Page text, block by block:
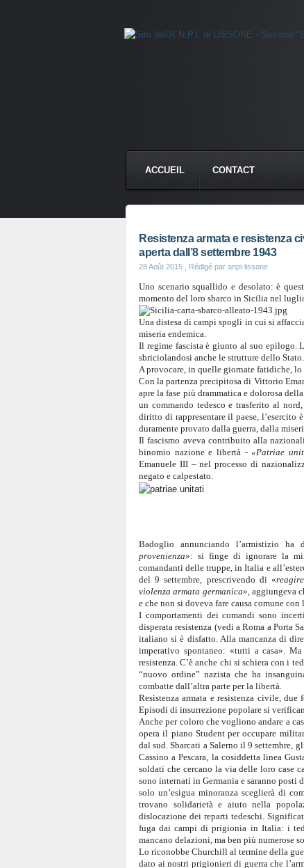
ACCUEIL CONTACT
Resistenza armata e resistenza
aperta dall’8 settembre 1943
28 Août 2015 , Rédigé par anpi-lissone
Uno scenario squallido e desolato: è
momento del loro sbarco in Sicilia nel
Una distesa di campi spogli in cui si
miseria endemica.
Il regime fascista è giunto al suo epilogo.
sbriciolandosi anche le strutture dello Stato.
A provocare, in quelle giornate fatidiche,
Con la partenza precipitosa di Vittorio
apre la fase più drammatica e dolorosa
un commando tedesco e trasferito al
diritto di rappresentare il paese, l’esercito
duramente provato dalla guerra, dalla
Il fascismo aveva contribuito alla
binomio nazione e libertà -«Patriae
Emanuele III – nel processo di
negato e calpestato.
Badoglio annunciando l’armistizio
provenienza»: si finge di ignorare la
comandanti delle truppe, in Italia e
del 9 settembre, prescrivendo di «
violenza armata germanica», aggiungeva
e che non si doveva fare causa comune con
I comportamenti dei comandi sono
disperata resistenza (vedi a Roma a Porta
italiano si è disfatto. Alla mancanza di
imperativo spontaneo: «tutti a casa».
resistenza. C’è anche chi si schiera con i
“nuovo ordine” nazista che ha
combatte dall’altra parte per la libertà.
Resistenza armata e resistenza civile,
Episodi di insurrezione popolare si
Anche per coloro che vogliono andare a
opera il piano Student per occupare
dal sud. Sbarcati a Salerno il 9 settembre,
Cassino a Pescara, la cosiddetta linea
soldati che cercano la via delle loro case
sono internati in Germania e saranno posti
solo un’esigua minoranza sceglierà di
trovano solidarietà e aiuto nella
dislocazione dei reparti tedeschi.
fuga dai campi di prigionia in Italia: i
mancano delazioni, ma ben più numerose
Lo riconobbe Churchill al termine della
dato ai nostri prigionieri di guerra che